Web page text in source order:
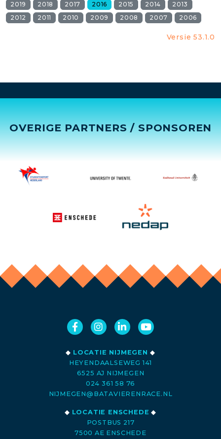
2019
2018 2017 2016 2015 2014
2013
2012
2011 2010 2009 2008 2007 2006
Versie 53.1.0
OVERIGE PARTNERS / SPONSOREN
◆ LOCATIE NIJMEGEN ◆
HEYENDAALSEWEG 141
6525 AJ NIJMEGEN
024 361 58 76
NIJMEGEN@BATAVIERENRACE.NL
◆ LOCATIE ENSCHEDE ◆
POSTBUS 217
7500 AE ENSCHEDE